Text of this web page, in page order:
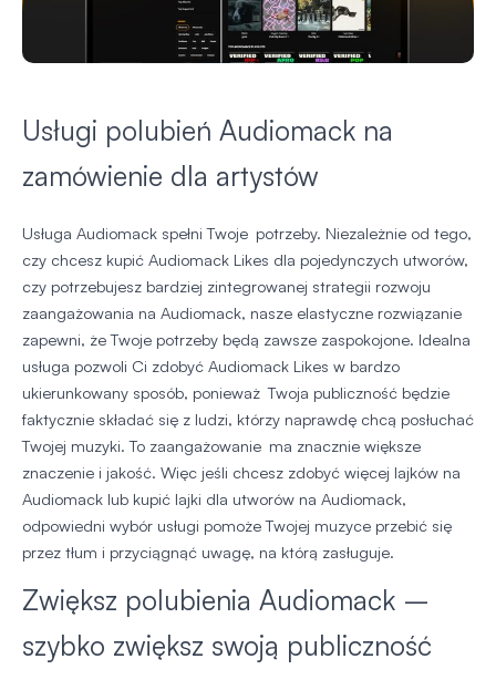
Usługi polubień Audiomack na
zamówienie dla artystów
Usługa Audiomack spełni Twoje potrzeby. Niezależnie od tego,
czy chcesz kupić Audiomack Likes dla pojedynczych utworów,
czy potrzebujesz bardziej zintegrowanej strategii rozwoju
zaangażowania na Audiomack, nasze elastyczne rozwiązanie
zapewni, że Twoje potrzeby będą zawsze zaspokojone. Idealna
usługa pozwoli Ci zdobyć Audiomack Likes w bardzo
ukierunkowany sposób, ponieważ Twoja publiczność będzie
faktycznie składać się z ludzi, którzy naprawdę chcą posłuchać
Twojej muzyki. To zaangażowanie ma znacznie większe
znaczenie i jakość. Więc jeśli chcesz zdobyć więcej lajków na
Audiomack lub kupić lajki dla utworów na Audiomack,
odpowiedni wybór usługi pomoże Twojej muzyce przebić się
przez tłum i przyciągnąć uwagę, na którą zasługuje.
Zwiększ polubienia Audiomack –
szybko zwiększ swoją publiczność